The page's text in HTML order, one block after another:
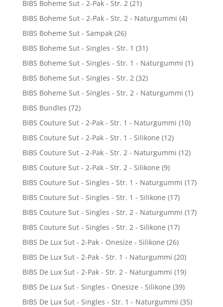
BIBS Boheme Sut - 2-Pak - Str. 2 (21)
BIBS Boheme Sut - 2-Pak - Str. 2 - Naturgummi (4)
BIBS Boheme Sut - Sampak (26)
BIBS Boheme Sut - Singles - Str. 1 (31)
BIBS Boheme Sut - Singles - Str. 1 - Naturgummi (1)
BIBS Boheme Sut - Singles - Str. 2 (32)
BIBS Boheme Sut - Singles - Str. 2 - Naturgummi (1)
BIBS Bundles (72)
BIBS Couture Sut - 2-Pak - Str. 1 - Naturgummi (10)
BIBS Couture Sut - 2-Pak - Str. 1 - Silikone (12)
BIBS Couture Sut - 2-Pak - Str. 2 - Naturgummi (12)
BIBS Couture Sut - 2-Pak - Str. 2 - Silikone (9)
BIBS Couture Sut - Singles - Str. 1 - Naturgummi (17)
BIBS Couture Sut - Singles - Str. 1 - Silikone (17)
BIBS Couture Sut - Singles - Str. 2 - Naturgummi (17)
BIBS Couture Sut - Singles - Str. 2 - Silikone (17)
BIBS De Lux Sut - 2-Pak - Onesize - Silikone (26)
BIBS De Lux Sut - 2-Pak - Str. 1 - Naturgummi (20)
BIBS De Lux Sut - 2-Pak - Str. 2 - Naturgummi (19)
BIBS De Lux Sut - Singles - Onesize - Silikone (39)
BIBS De Lux Sut - Singles - Str. 1 - Naturgummi (35)